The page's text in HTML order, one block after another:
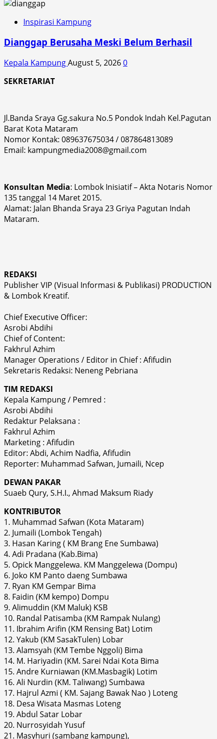
Inspirasi Kampung
Dianggap Berusaha Meski Belum Berhasil
Kepala KampungAugust 5, 20260
SEKRETARIAT
Jl.Banda Sraya Gg.sakura No.5 Pondok Indah Kel.Pagutan
Barat Kota Mataram
Nomor Kontak: 089637675034 / 087864813089
Email: kampungmedia2008@gmail.com
Konsultan Media: Lombok Inisiatif – Akta Notaris Nomor
135 tanggal 14 Maret 2015.
Alamat: Jalan Bhanda Sraya 23 Griya Pagutan Indah
Mataram.
REDAKSI
Publisher VIP (Visual Informasi & Publikasi) PRODUCTION
& Lombok Kreatif.
Chief Executive Officer:
Asrobi Abdihi
Chief of Content:
Fakhrul Azhim
Manager Operations / Editor in Chief : Afifudin
Sekretaris Redaksi: Neneng Pebriana
TIM REDAKSI
Kepala Kampung / Pemred :
Asrobi Abdihi
Redaktur Pelaksana :
Fakhrul Azhim
Marketing : Afifudin
Editor: Abdi, Achim Nadfia, Afifudin
Reporter: Muhammad Safwan, Jumaili, Ncep
DEWAN PAKAR
Suaeb Qury, S.H.I., Ahmad Maksum Riady
KONTRIBUTOR
1. Muhammad Safwan (Kota Mataram)
2. Jumaili (Lombok Tengah)
3. Hasan Karing ( KM Brang Ene Sumbawa)
4. Adi Pradana (Kab.Bima)
5. Opick Manggelewa. KM Manggelewa (Dompu)
6. Joko KM Panto daeng Sumbawa
7. Ryan KM Gempar Bima
8. Faidin (KM kempo) Dompu
9. Alimuddin (KM Maluk) KSB
10. Randal Patisamba (KM Rampak Nulang)
11. Ibrahim Arifin (KM Rensing Bat) Lotim
12. Yakub (KM SasakTulen) Lobar
13. Alamsyah (KM Tembe Nggoli) Bima
14. M. Hariyadin (KM. Sarei Ndai Kota Bima
15. Andre Kurniawan (KM.Masbagik) Lotim
16. Ali Nurdin (KM. Taliwang) Sumbawa
17. Hajrul Azmi ( KM. Sajang Bawak Nao ) Loteng
18. Desa Wisata Masmas Loteng
19. Abdul Satar Lobar
20. Nurrosyidah Yusuf
21. Masyhuri (sambang kampung),